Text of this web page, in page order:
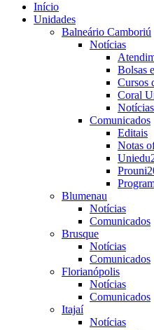
Início
Unidades
Balneário Camboriú
Notícias
Bolsas
Cursos
Coral
Comunicados
Editais
Notas
Blumenau
Notícias
Comunicados
Brusque
Notícias
Comunicados
Florianópolis
Notícias
Comunicados
Itajaí
Notícias